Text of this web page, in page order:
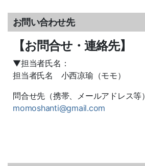
お問い合わせ先
【お問合せ・連絡先】
▼担当者氏名：
担当者氏名 小西凉瑜（モモ）
問合せ先（携帯、メールアドレス等）
momoshanti@gmail.com